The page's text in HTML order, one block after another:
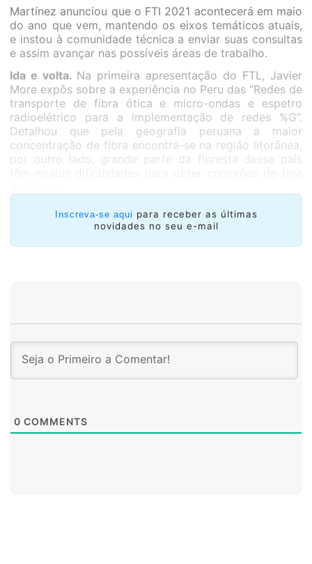
Martínez anunciou que o FTI 2021 acontecerá em maio
do ano que vem, mantendo os eixos temáticos atuais,
e instou à comunidade técnica a enviar suas consultas
e assim avançar nas possíveis áreas de trabalho.
Ida e volta. Na primeira apresentação do FTL, Javier
More expôs sobre a experiência no Peru das “Redes de
transporte de fibra ótica e micro-ondas e espetro
radioelétrico para a implementação de redes %G”.
Detalhou que pela geografia peruana a maior
concentração de fibra encontra-se na região litorânea,
por outro lado, grande parte da floresta desse país
Inscreva-se aqui para receber as últimas
novidades no seu e-mail
0 COMMENTS